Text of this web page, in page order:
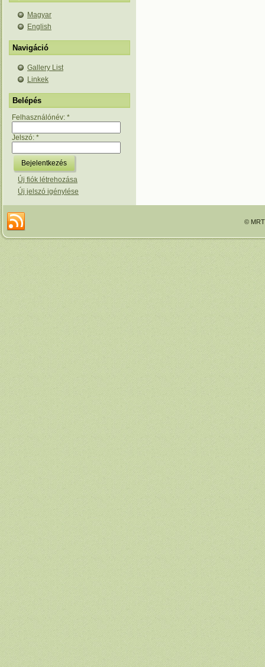
Magyar
English
Navigáció
Gallery List
Linkek
Belépés
Felhasználónév: *
Jelszó: *
Új fiók létrehozása
Új jelszó igénylése
©